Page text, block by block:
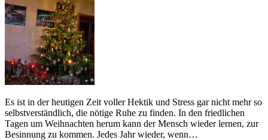
Es ist in der heutigen Zeit voller Hektik und Stress gar nicht mehr so
selbstverständlich, die nötige Ruhe zu finden. In den friedlichen
Tagen um Weihnachten herum kann der Mensch wieder lernen, zur
Besinnung zu kommen. Jedes Jahr wieder, wenn…